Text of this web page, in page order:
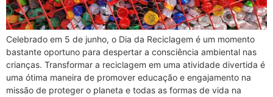
Celebrado em 5 de junho, o Dia da Reciclagem é um momento
bastante oportuno para despertar a consciência ambiental nas
crianças. Transformar a reciclagem em uma atividade divertida é
uma ótima maneira de promover educação e engajamento na
missão de proteger o planeta e todas as formas de vida na